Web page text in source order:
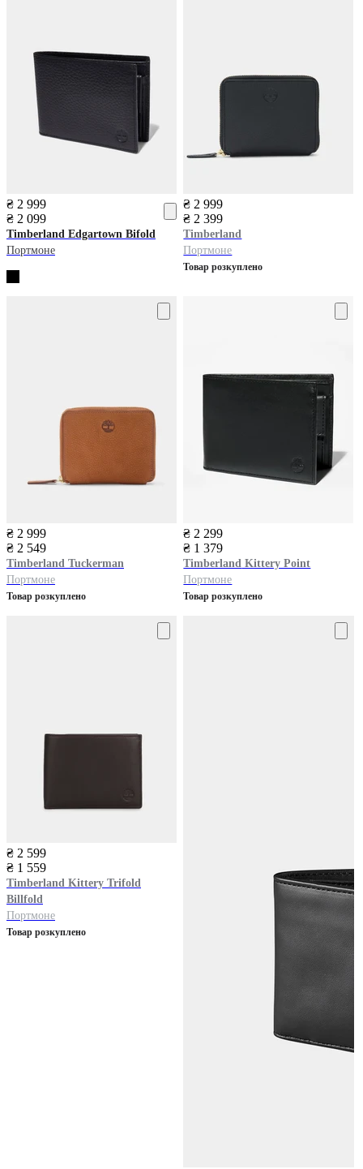
₴ 2 999
₴ 2 099
Timberland Edgartown Bifold
Портмоне
₴ 2 999
₴ 2 399
Timberland
Портмоне
Товар розкуплено
₴ 2 999
₴ 2 549
Timberland Tuckerman
Портмоне
Товар розкуплено
₴ 2 299
₴ 1 379
Timberland Kittery Point
Портмоне
Товар розкуплено
₴ 2 599
₴ 1 559
Timberland Kittery Trifold
Billfold
Портмоне
Товар розкуплено